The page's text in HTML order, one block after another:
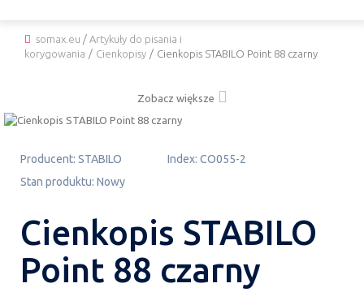
somax.eu / Artykuły do pisania i
korygowania / Cienkopisy / Cienkopis STABILO Point 88 czarny
Zobacz większe
Producent: STABILO Index: CO055-2
Stan produktu: Nowy
Cienkopis STABILO
Point 88 czarny